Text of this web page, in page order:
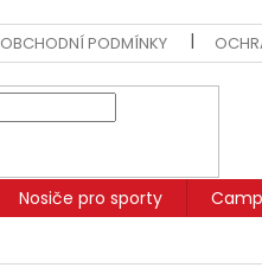
OBCHODNÍ PODMÍNKY
Nosiče pro sporty